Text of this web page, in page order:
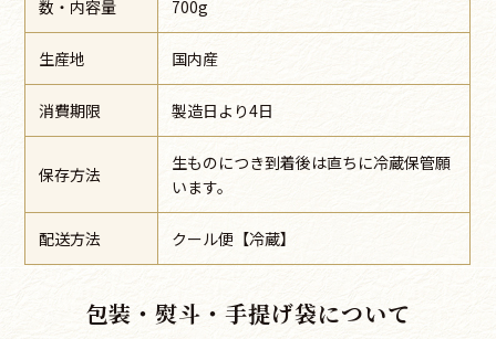
数・内容量 700g
生産地 国内産
消費期限 製造日より4日
保存方法
生ものにつき到着後は直ちに冷蔵保管願
います。
配送方法 クール便【冷蔵】
包装・熨斗・手提げ袋について